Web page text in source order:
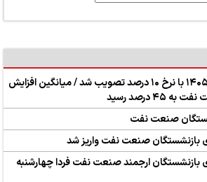
حسین‌زاده: متناسب‌سازی ۱۴۰۵ با نرخ ۱۰ درصد تصویب شد / میانگین افزایش
درصد رسید
صنعت نفت
بازنشستگان صنعت نفت واریز شد
ارجمند صنعت نفت فردا چهارشنبه